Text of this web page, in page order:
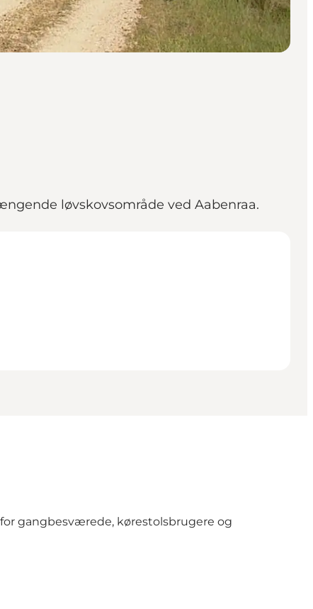
løvskovsområde ved Aabenraa.
gangbesværede, kørestolsbrugere og